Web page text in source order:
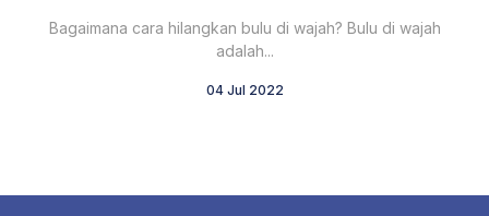
Bagaimana cara hilangkan bulu di wajah? Bulu di wajah
adalah...
04 Jul 2022